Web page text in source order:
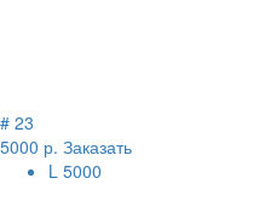
# 23
5000 р. Заказать
L 5000